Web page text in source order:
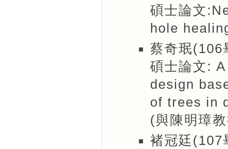
碩士論文
hole
蔡奇珉(106
碩士論文:
design
of trees in
(與陳明璋
褚冠廷(107